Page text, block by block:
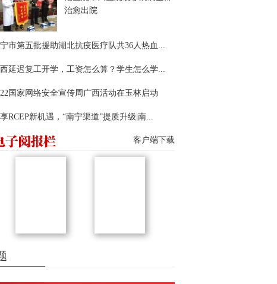
治愈出院
市第五批援助湖北抗疫医疗队共36人热血...
延迟复工开学，工资怎么算？学生怎么学...
国家网络安全宣传周广西活动在玉林启动
RCEP新机遇，“南宁渠道”提质升级|南...
客户端下载